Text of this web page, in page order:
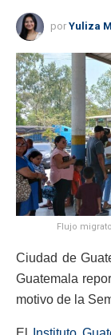
por Yuliza
Flujo
Ciudad de
Guatemala
motivo de la